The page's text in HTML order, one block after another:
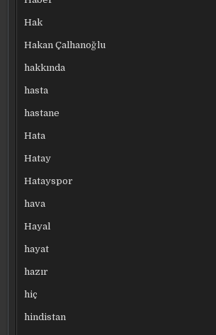
Hak
Hakan Çalhanoğlu
hakkında
hasta
hastane
Hata
Hatay
Hatayspor
hava
Hayal
hayat
hazır
hiç
hindistan